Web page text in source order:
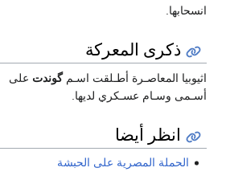
انسحابها.
ذكرى المعركة
اثيوبيا المعاصـرة أطـلقت اسـمگوندت على
أسـمى وسـام عسـكري لديها.
انظر أيضا
الحملة المصرية على الحبشة